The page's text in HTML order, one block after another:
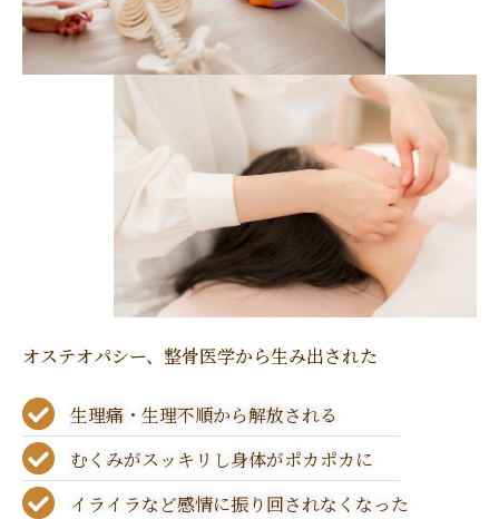
オステオパシー、整骨医学から生み出された
生理痛・生理不順から解放される
むくみがスッキリし身体がポカポカに
イライラなど感情に振り回されなくなった